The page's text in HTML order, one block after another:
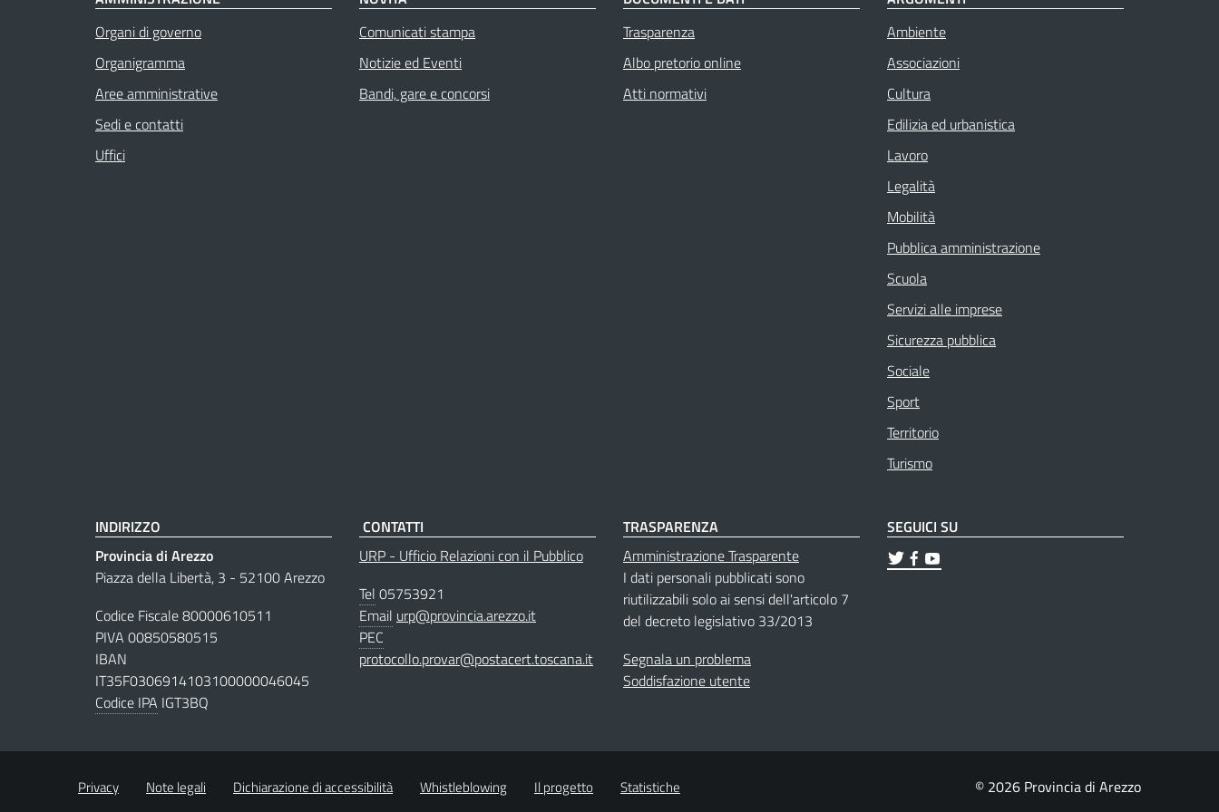
Organi di governo
Organigramma
Aree amministrative
Sedi e contatti
Uffici
Comunicati stampa
Notizie ed Eventi
Bandi, gare e concorsi
Trasparenza
Albo pretorio online
Atti normativi
Ambiente
Associazioni
Cultura
Edilizia ed urbanistica
Lavoro
Legalità
Mobilità
Pubblica amministrazione
Scuola
Servizi alle imprese
Sicurezza pubblica
Sociale
Sport
Territorio
Turismo
INDIRIZZO
Provincia di Arezzo
Piazza della Libertà, 3 - 52100 Arezzo
Codice Fiscale 80000610511
PIVA 00850580515
IBAN
IT35F0306914103100000046045
Codice IPA IGT3BQ
CONTATTI
URP - Ufficio Relazioni con il Pubblico
Tel 05753921
Email urp@provincia.arezzo.it
PEC
protocollo.provar@postacert.toscana.it
TRASPARENZA
Amministrazione Trasparente
I dati personali pubblicati sono
riutilizzabili solo ai sensi dell'articolo 7
del decreto legislativo 33/2013
Segnala un problema
Soddisfazione utente
SEGUICI SU
Privacy Note legali Dichiarazione di accessibilità Whistleblowing Il progetto Statistiche © 2026 Provincia di Arezzo